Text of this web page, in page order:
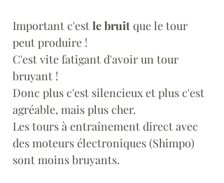
Important c'est le bruit que le tour
peut produire !
C'est vite fatigant d'avoir un tour
bruyant !
Donc plus c'est silencieux et plus c'est
agréable, mais plus cher.
Les tours à entraînement direct avec
des moteurs électroniques (Shimpo)
sont moins bruyants.